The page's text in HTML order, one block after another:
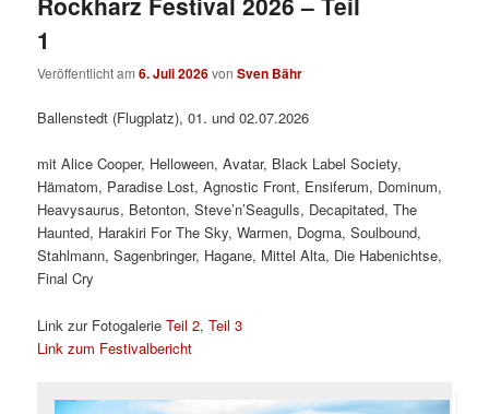
1
Veröffentlicht am6. Juli 2026vonSven Bähr
Ballenstedt (Flugplatz), 01. und 02.07.2026
mit Alice Cooper, Helloween, Avatar, Black Label Society,
Hämatom, Paradise Lost, Agnostic Front, Ensiferum, Dominum,
Heavysaurus, Betonton, Steve’n’Seagulls, Decapitated, The
Haunted, Harakiri For The Sky, Warmen, Dogma, Soulbound,
Stahlmann, Sagenbringer, Hagane, Mittel Alta, Die Habenichtse,
Final Cry
Link zur FotogalerieTeil 2,Teil 3
Link zum Festivalbericht